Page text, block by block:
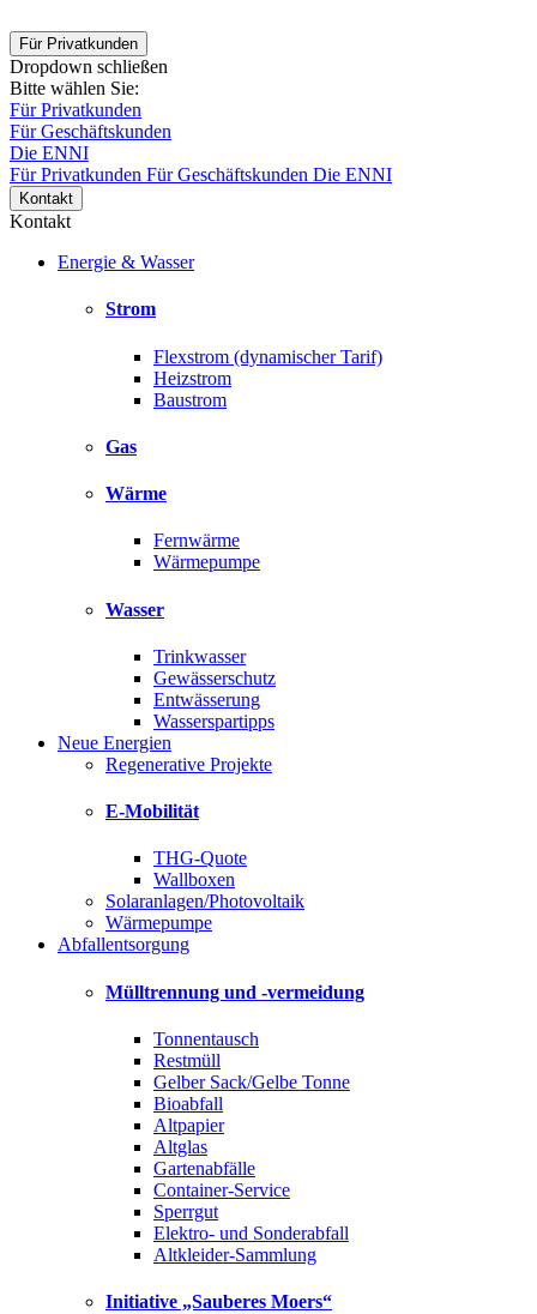
Für Privatkunden
Dropdown schließen
Bitte wählen Sie:
Für Privatkunden
Für Geschäftskunden
Die ENNI
Für Privatkunden Für Geschäftskunden Die ENNI
Kontakt
Kontakt
Energie & Wasser
Strom
Flexstrom (dynamischer Tarif)
Heizstrom
Baustrom
Gas
Wärme
Fernwärme
Wärmepumpe
Wasser
Trinkwasser
Gewässerschutz
Entwässerung
Wasserspartipps
Neue Energien
Regenerative Projekte
E-Mobilität
THG-Quote
Wallboxen
Solaranlagen/Photovoltaik
Wärmepumpe
Abfallentsorgung
Mülltrennung und -vermeidung
Tonnentausch
Restmüll
Gelber Sack/Gelbe Tonne
Bioabfall
Altpapier
Altglas
Gartenabfälle
Container-Service
Sperrgut
Elektro- und Sonderabfall
Altkleider-Sammlung
Initiative „Sauberes Moers“